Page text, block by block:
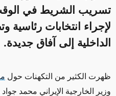
تسريب الشريط في
لإجراء انتخابات
الداخلية إلى آفاق جديدة.
ظهرت الكثير من التكهنات حول
وزير الخارجية الإيراني محمد